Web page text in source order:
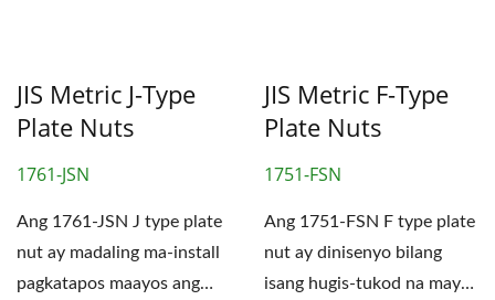
JIS Metric J-Type
Plate Nuts
1761-JSN
Ang 1761-JSN J type plate
nut ay madaling ma-install
pagkatapos maayos ang
JIS Metric F-Type
Plate Nuts
1751-FSN
Ang 1751-FSN F type plate
nut ay dinisenyo bilang
isang hugis-tukod na may